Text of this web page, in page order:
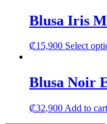
Blusa Iris
₡15,900 Select
Blusa Noir
₡32,900 Add to cart